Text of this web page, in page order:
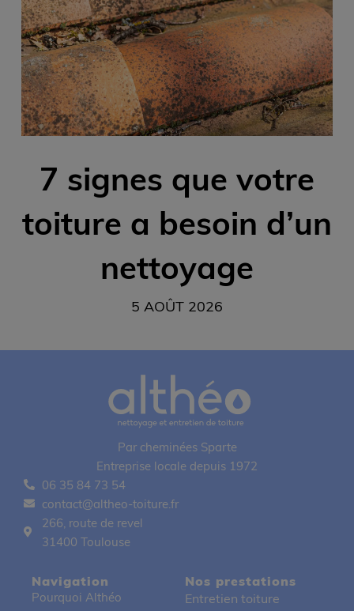
7 signes que votre
toiture a besoin d’un
nettoyage
5 AOÛT 2026
Par cheminées Sparte
Entreprise locale depuis 1972
06 35 84 73 54
contact@altheo-toiture.fr
266, route de revel
31400 Toulouse
Nos prestations
Entretien toiture
Navigation
Pourquoi Althéo